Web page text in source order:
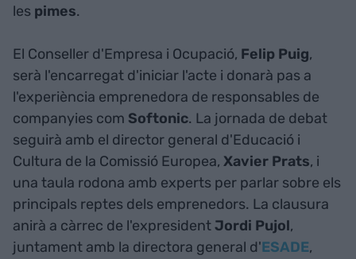
les pimes.
El Conseller d'Empresa i Ocupació, Felip Puig,
serà l'encarregat d'iniciar l'acte i donarà pas a
l'experiència emprenedora de responsables de
companyies com Softonic. La jornada de debat
seguirà amb el director general d'Educació i
Cultura de la Comissió Europea, Xavier Prats, i
una taula rodona amb experts per parlar sobre els
principals reptes dels emprenedors. La clausura
anirà a càrrec de l'expresidentJordi Pujol,
juntament amb la directora general d'ESADE,